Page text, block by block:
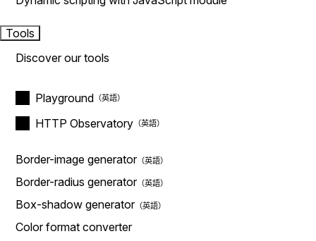
Tools
Discover our tools
Playground
HTTP Observatory
Border-image generator
Border-radius generator
Box-shadow generator
Color format converter